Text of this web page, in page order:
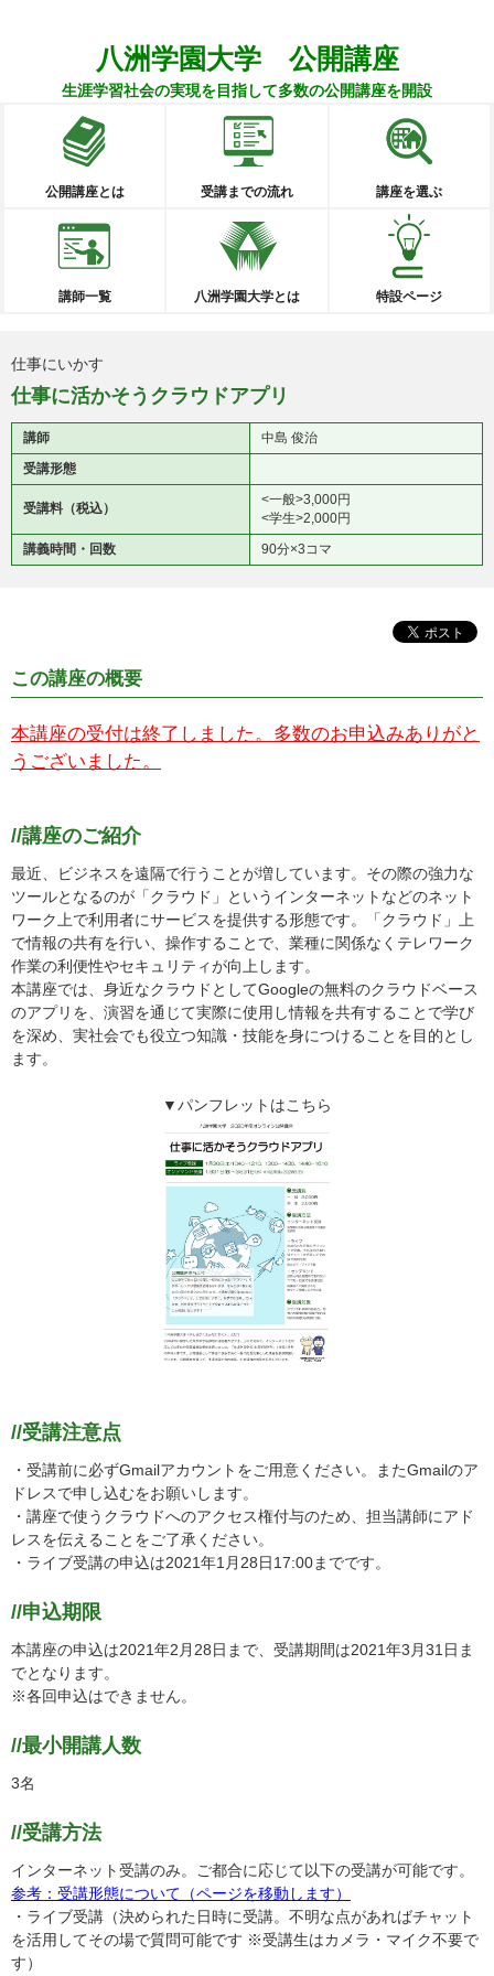
八洲学園大学 公開講座
生涯学習社会の実現を目指して多数の公開講座を開設
公開講座とは 受講までの流れ 講座を選ぶ
講師一覧 八洲学園大学とは 特設ページ
仕事にいかす
仕事に活かそうクラウドアプリ
講師
中島 俊治
受講形態
受講料（税込）
<一般>3,000円
<学生>2,000円
講義時間・回数
90分×3コマ
この講座の概要
本講座の受付は終了しました。多数のお申込みありがと
うございました。
//講座のご紹介
最近、ビジネスを遠隔で行うことが増しています。その際の強力な
ツールとなるのが「クラウド」というインターネットなどのネット
ワーク上で利用者にサービスを提供する形態です。「クラウド」上
で情報の共有を行い、操作することで、業種に関係なくテレワーク
作業の利便性やセキュリティが向上します。
本講座では、身近なクラウドとしてGoogleの無料のクラウドベース
のアプリを、演習を通じて実際に使用し情報を共有することで学び
を深め、実社会でも役立つ知識・技能を身につけることを目的とし
ます。
▼パンフレットはこちら
//受講注意点
・受講前に必ずGmailアカウントをご用意ください。またGmailのア
ドレスで申し込むをお願いします。
・講座で使うクラウドへのアクセス権付与のため、担当講師にアド
レスを伝えることをご了承ください。
・ライブ受講の申込は2021年1月28日17:00までです。
//申込期限
本講座の申込は2021年2月28日まで、受講期間は2021年3月31日ま
でとなります。
※各回申込はできません。
//最小開講人数
3名
//受講方法
インターネット受講のみ。ご都合に応じて以下の受講が可能です。
参考：受講形態について（ページを移動します）
・ライブ受講（決められた日時に受講。不明な点があればチャット
を活用してその場で質問可能です ※受講生はカメラ・マイク不要で
す）